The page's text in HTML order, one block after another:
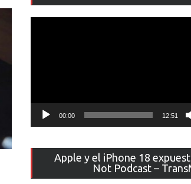
00:00 12:51
Apple y el iPhone 18
Not Podcast –